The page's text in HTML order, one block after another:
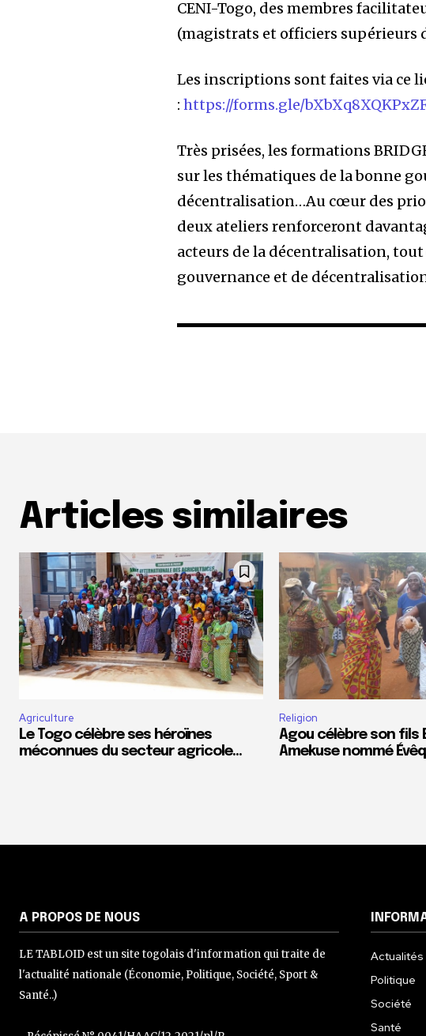
CENI-Togo, des membres
(magistrats et officiers supérieurs
Les inscriptions sont faites via ce
:https://forms.gle/
Très prisées, les formations
sur les thématiques de la bonne
décentralisation…Au cœur des
deux ateliers renforceront
acteurs de la décentralisation,
gouvernance et de
Articles similaires
Agriculture
Le Togo célèbre ses héroïnes
méconnues du secteur agricole…
Religion
Agou célèbre son fils
Amekuse nommé
A PROPOS DE NOUS
LE TABLOID est un site togolais d'information qui traite de
l'actualité nationale (Économie, Politique, Société, Sport &
Santé..)
Actualités
Politique
Société
Santé